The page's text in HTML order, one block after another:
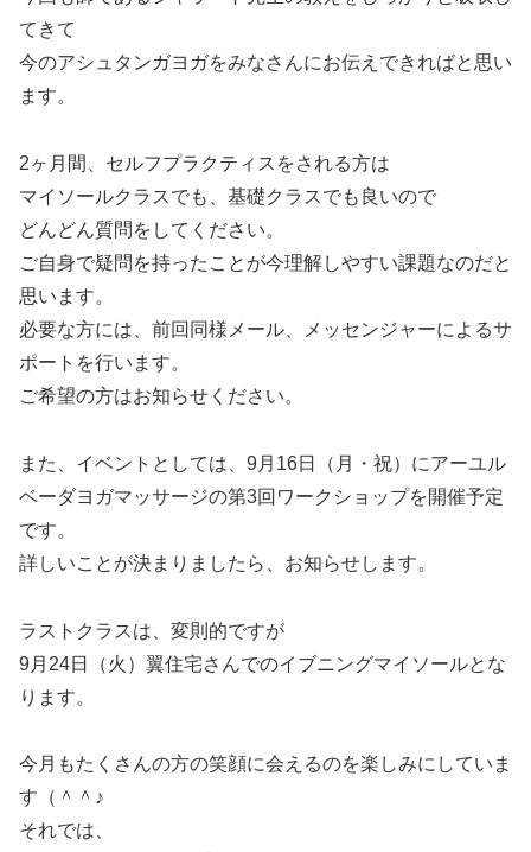
てきて
今のアシュタンガヨガをみなさんにお伝えできればと思い
ます。
2ヶ月間、セルフプラクティスをされる方は
マイソールクラスでも、基礎クラスでも良いので
どんどん質問をしてください。
ご自身で疑問を持ったことが今理解しやすい課題なのだと
思います。
必要な方には、前回同様メール、メッセンジャーによるサ
ポートを行います。
ご希望の方はお知らせください。
また、イベントとしては、9月16日（月・祝）にアーユル
ベーダヨガマッサージの第3回ワークショップを開催予定
です。
詳しいことが決まりましたら、お知らせします。
ラストクラスは、変則的ですが
9月24日（火）翼住宅さんでのイブニングマイソールとな
ります。
今月もたくさんの方の笑顔に会えるのを楽しみにしていま
す（＾＾♪
それでは、